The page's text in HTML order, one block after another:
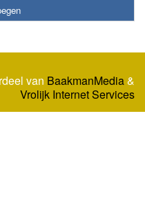
van BaakmanMedia&
Vrolijk Internet Services